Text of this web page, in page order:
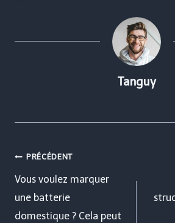
Tanguy
Navigation
de
l’article
PRÉCÉDENT
Vous voulez marquer
une batterie
domestique ? Cela peut